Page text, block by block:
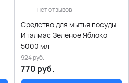
нет отзывов
Средство для мытья посуды
Италмас Зеленое Яблоко
5000 мл
770 руб.
924руб.